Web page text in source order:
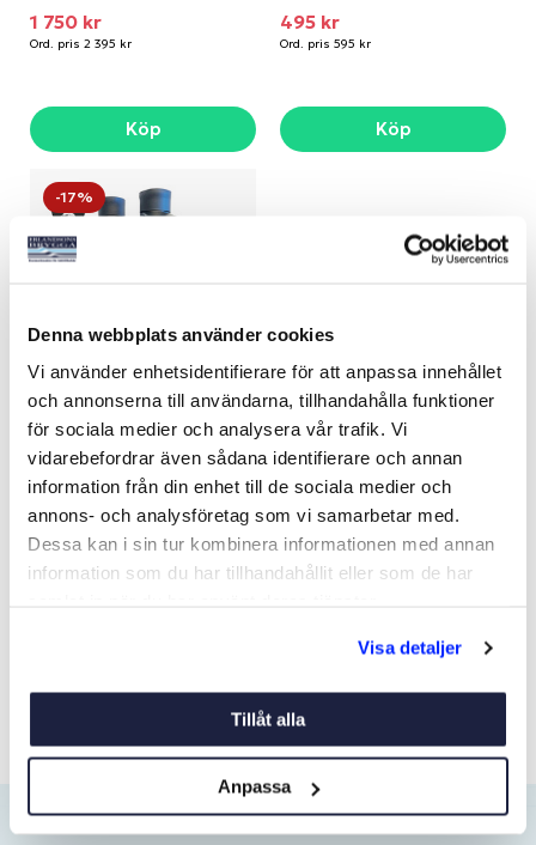
Denna webbplats använder cookies
Vi använder enhetsidentifierare för att anpassa innehållet
och annonserna till användarna, tillhandahålla funktioner
för sociala medier och analysera vår trafik. Vi
vidarebefordrar även sådana identifierare och annan
information från din enhet till de sociala medier och
annons- och analysföretag som vi samarbetar med.
Dessa kan i sin tur kombinera informationen med annan
information som du har tillhandahållit eller som de har
Visa detaljer
Tillåt alla
Anpassa
1 750 kr
Ord. pris 2 395 kr
Köp
495 kr
Ord. pris 595 kr
Köp
-17%
KIKARE 7X50 FREE FOCUS
Art nr: 04054
495 kr
Ord. pris 595 kr